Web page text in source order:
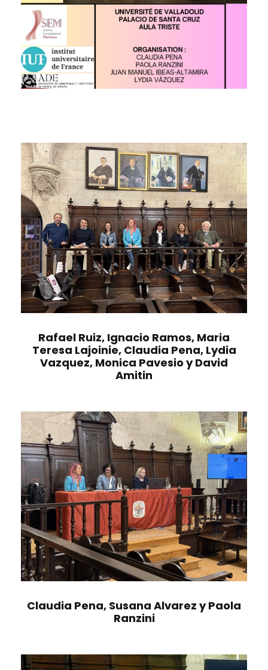
Rafael Ruiz, Ignacio Ramos, Maria
Teresa Lajoinie, Claudia Pena, Lydia
Vazquez, Monica Pavesio y David
Amitin
Claudia Pena, Susana Alvarez y Paola
Ranzini